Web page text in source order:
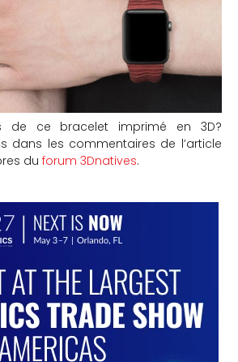
de ce bracelet imprimé en 3D?
dans les commentaires de l’article
du forum 3Dnatives.